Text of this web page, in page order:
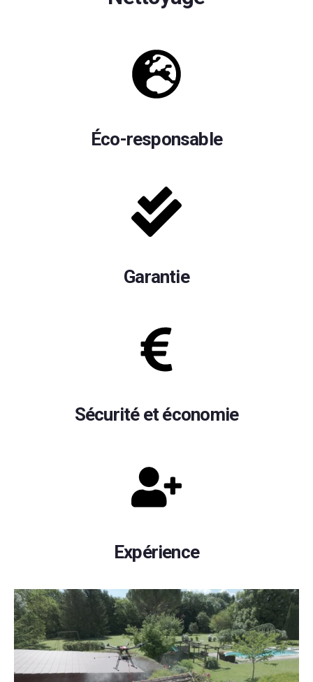
Éco-responsable
Garantie
Sécurité et économie
Expérience